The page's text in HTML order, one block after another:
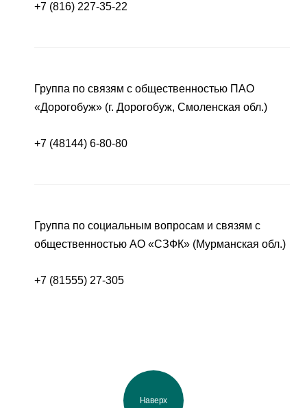
+7 (816) 227-35-22
Группа по связям с общественностью ПАО
«Дорогобуж» (г. Дорогобуж, Смоленская обл.)
+7 (48144) 6-80-80
Группа по социальным вопросам и связям с
общественностью АО «СЗФК» (Мурманская обл.)
+7 (81555) 27-305
Наверх